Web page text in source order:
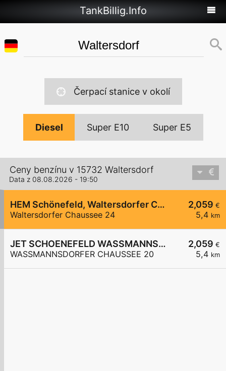
TankBillig.Info
Čerpací stanice v okolí
Diesel Super E10 Super E5
Ceny benzínu v 15732 Waltersdorf
Data z 08.08.2026 - 19:50
2,059 €
5,4 km
HEM Schönefeld, Waltersdorfer Chaussee
Waltersdorfer Chaussee 24
2,059 €
5,4 km
JET SCHOENEFELD WASSMANNSDORFER CHAUSSEE 20
WASSMANNSDORFER CHAUSSEE 20